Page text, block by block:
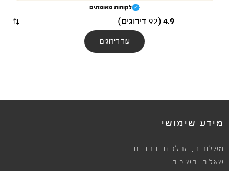
לקוחות מאומתים
4.9
(92 דירוגים )
עוד דירוגים
מידע שימושי
משלוחים , החלפות והחזרות
שאלות ותשובות